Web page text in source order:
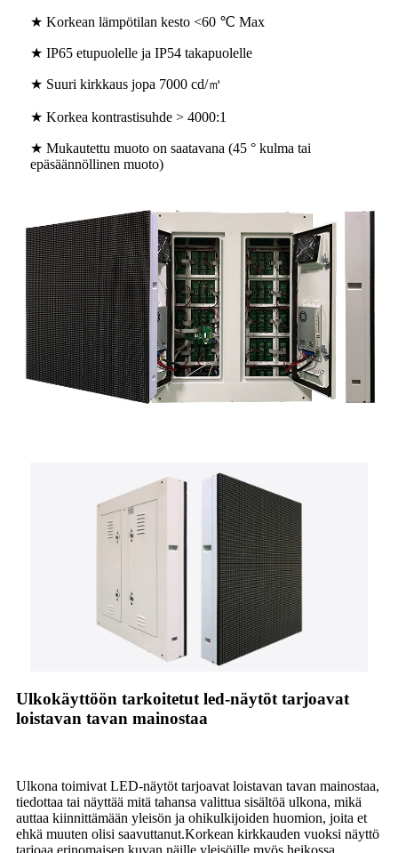
★ Korkean lämpötilan kesto <60 ℃ Max
★ IP65 etupuolelle ja IP54 takapuolelle
★ Suuri kirkkaus jopa 7000 cd/㎡
★ Korkea kontrastisuhde > 4000:1
★ Mukautettu muoto on saatavana (45 ° kulma tai
epäsäännöllinen muoto)
Ulkokäyttöön tarkoitetut led-näytöt tarjoavat
loistavan tavan mainostaa
Ulkona toimivat LED-näytöt tarjoavat loistavan tavan mainostaa,
tiedottaa tai näyttää mitä tahansa valittua sisältöä ulkona, mikä
auttaa kiinnittämään yleisön ja ohikulkijoiden huomion, joita et
ehkä muuten olisi saavuttanut.Korkean kirkkauden vuoksi näyttö